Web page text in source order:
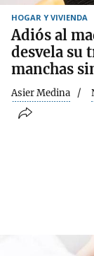
HOGAR Y VIVIENDA
Adiós al
desvela su
manchas
Asier Medina